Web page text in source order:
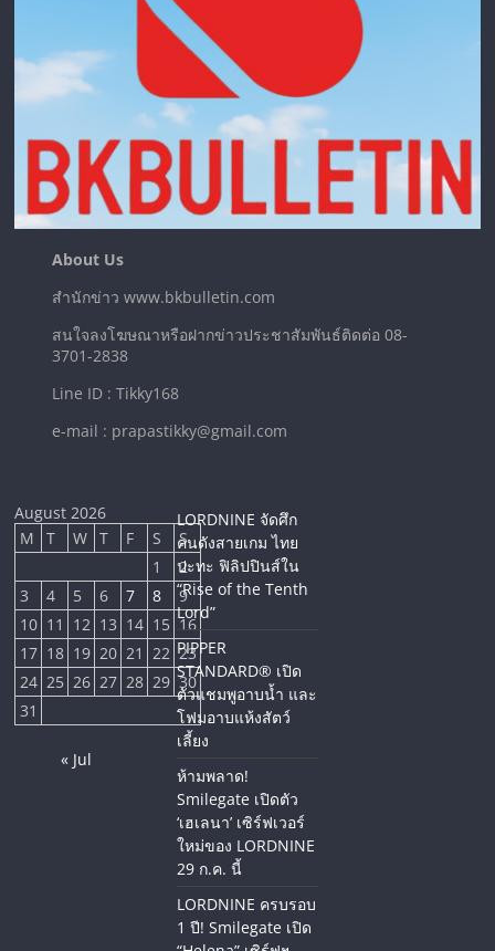
About Us
สำนักข่าว www.bkbulletin.com
สนใจลงโฆษณาหรือฝากข่าวประชาสัมพันธ์ติดต่อ 08-
3701-2838
Line ID : Tikky168
e-mail : prapastikky@gmail.com
August 2026
M
T W T F S
S
1
2
3
4 5 6 7 8
9
10 11 12 13 14 15 16
17 18 19 20 21 22 23
24 25 26 27 28 29 30
31
« Jul
LORDNINE จัดศึก
คนดังสายเกม ไทย
ปะทะ ฟิลิปปินส์ใน
“Rise of the Tenth
Lord”
PIPPER
STANDARD® เปิด
ตัวแชมพูอาบน้ำ และ
โฟมอาบแห้งสัตว์
เลี้ยง
ห้ามพลาด!
Smilegate เปิดตัว
‘เฮเลนา’ เซิร์ฟเวอร์
ใหม่ของ LORDNINE
29 ก.ค. นี้
LORDNINE ครบรอบ
1 ปี! Smilegate เปิด